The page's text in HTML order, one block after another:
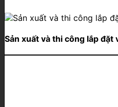
Sản xuất và thi công lắp